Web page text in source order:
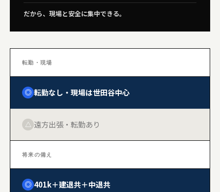
だから、現場と安全に集中できる。
転勤・現場
◎ 転勤なし・現場は世田谷中心
△ 遠方出張・転勤あり
将来の備え
◎ 401k＋建退共＋中退共